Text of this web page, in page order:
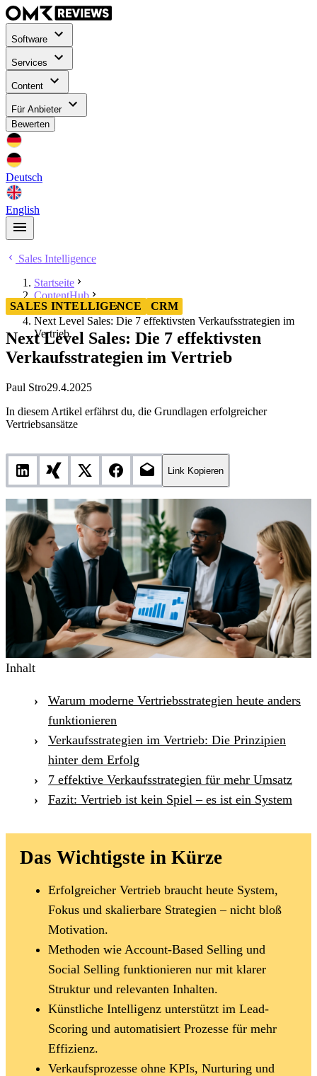
Software
Services
Content
Für Anbieter
Bewerten
Deutsch
English
Sales Intelligence
Startseite
ContentHub
Sales Intelligence
Next Level Sales: Die 7 effektivsten Verkaufsstrategien im
Vertrieb
SALES INTELLIGENCE CRM
Next Level Sales: Die 7 effektivsten
Verkaufsstrategien im Vertrieb
Paul Stro29.4.2025
In diesem Artikel erfährst du, die Grundlagen erfolgreicher
Vertriebsansätze
Link Kopieren
Inhalt
Warum moderne Vertriebsstrategien heute anders
funktionieren
Verkaufsstrategien im Vertrieb: Die Prinzipien
hinter dem Erfolg
7 effektive Verkaufsstrategien für mehr Umsatz
Fazit: Vertrieb ist kein Spiel – es ist ein System
Das Wichtigste in Kürze
Erfolgreicher Vertrieb braucht heute System,
Fokus und skalierbare Strategien – nicht bloß
Motivation.
Methoden wie Account-Based Selling und
Social Selling funktionieren nur mit klarer
Struktur und relevanten Inhalten.
Künstliche Intelligenz unterstützt im Lead-
Scoring und automatisiert Prozesse für mehr
Effizienz.
Verkaufsprozesse ohne KPIs, Nurturing und